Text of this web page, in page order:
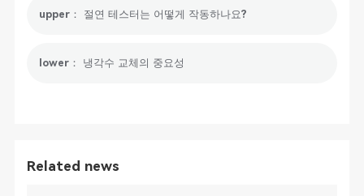
upper： 절연 테스터는 어떻게 작동하나요?
lower： 냉각수 교체의 중요성
Related news